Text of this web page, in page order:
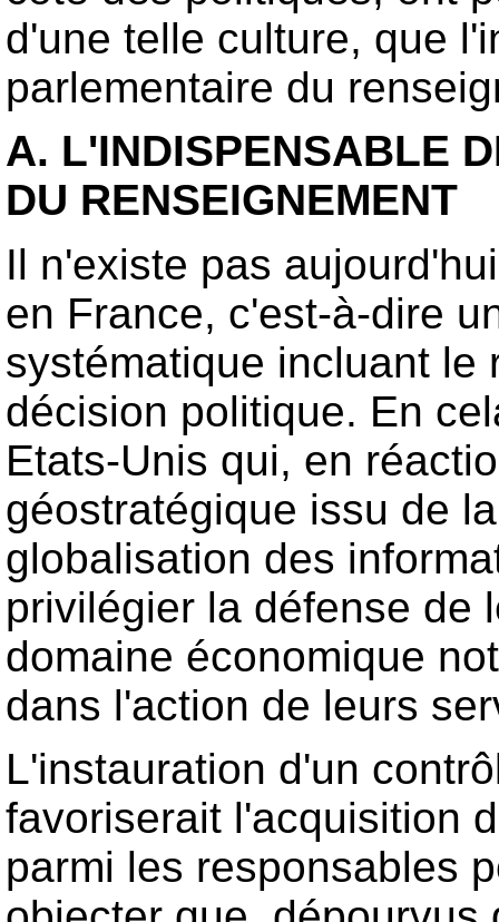
d'une telle culture, que
parlementaire du
A. L'INDISPENSABLE
DU RENSEIGNEMENT
Il n'existe pas
en France, c'est-à-dire
systématique incluant le
décision politique. En
Etats-Unis qui, en
géostratégique issu de
globalisation des
privilégier la défense de
domaine économique
dans l'action de leurs
L'instauration d'un
favoriserait l'acquisition
parmi les responsables